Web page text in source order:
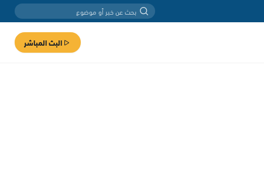
البث المباشر